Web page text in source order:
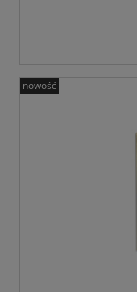
nowość